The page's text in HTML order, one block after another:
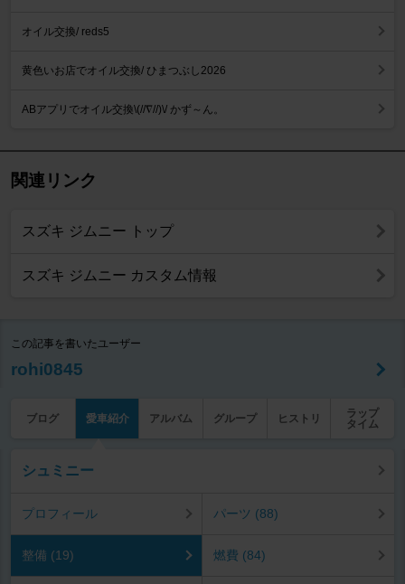
オイル交換/ reds5
黄色いお店でオイル交換/ ひまつぶし2026
ABアプリでオイル交換\(//∇//)\/ かず～ん。
関連リンク
スズキ ジムニー トップ
スズキ ジムニー カスタム情報
この記事を書いたユーザー
rohi0845
ブログ 愛車紹介 アルバム グループ ヒストリ
ラップ
タイム
シュミニー
プロフィール パーツ (88)
整備 (19) 燃費 (84)